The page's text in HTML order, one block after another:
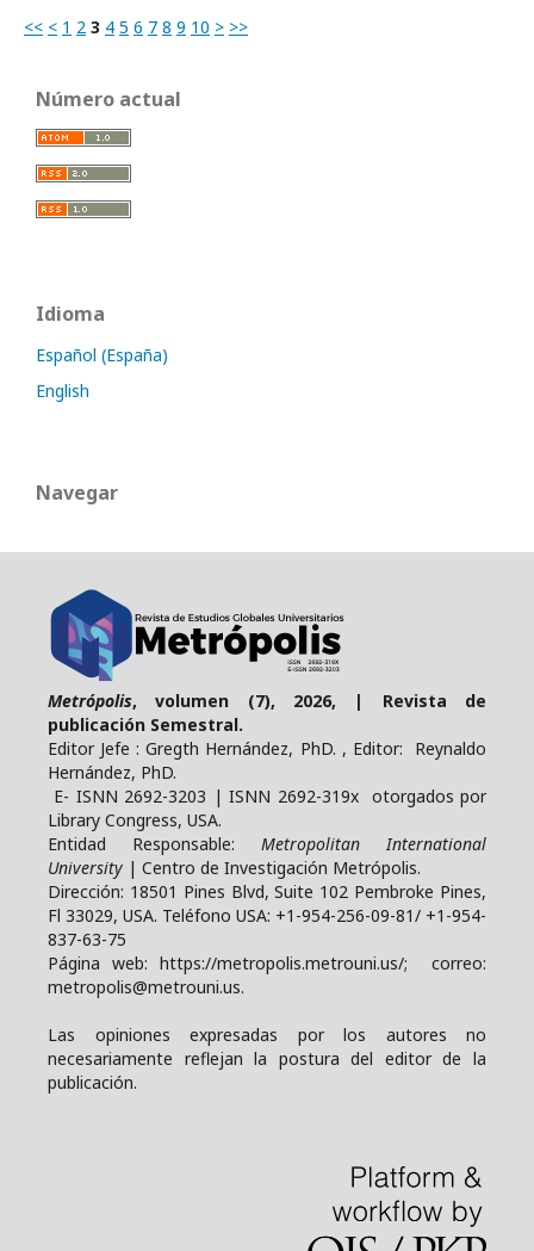
<< < 1 2 3 4 5 6 7 8 9 10 > >>
Número actual
Idioma
Español (España)
English
Navegar
Metrópolis, volumen (7), 2026, | Revista de
publicación Semestral.
Editor Jefe : Gregth Hernández, PhD. , Editor: Reynaldo
Hernández, PhD.
E- ISNN 2692-3203 | ISNN 2692-319x otorgados por
Library Congress, USA.
Entidad Responsable: Metropolitan International
University | Centro de Investigación Metrópolis.
Dirección: 18501 Pines Blvd, Suite 102 Pembroke Pines,
Fl 33029, USA. Teléfono USA: +1-954-256-09-81/ +1-954-
837-63-75
Página web: https://metropolis.metrouni.us/; correo:
metropolis@metrouni.us.
Las opiniones expresadas por los autores no
necesariamente reflejan la postura del editor de la
publicación.